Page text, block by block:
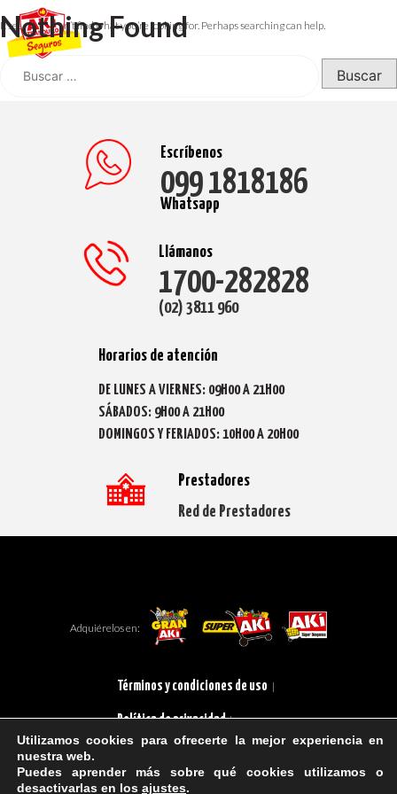
Skip
to
content
Nothing Found
It seems we can’t find what you’re looking for. Perhaps searching can help.
Buscar:
Escríbenos
099 1818186
Whatsapp
Llámanos
1700-282828
(02) 3811 960
Horarios de atención
DE LUNES A VIERNES: 09H00 A 21H00
SÁBADOS: 9H00 A 21H00
DOMINGOS Y FERIADOS: 10H00 A 20H00
Prestadores
Red de Prestadores
Adquiérelos en:
Términos y condiciones de uso |
Política de privacidad|
Utilizamos cookies para ofrecerte la mejor experiencia en
nuestra web.
Puedes aprender más sobre qué cookies utilizamos o
desactivarlas en los ajustes.